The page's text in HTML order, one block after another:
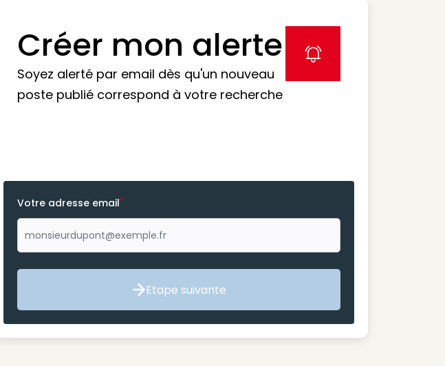
Créer mon alerte
Soyez alerté par email dès qu'un nouveau
poste publié correspond à votre recherche
label icon
Votre adresse email*
Etape suivante
Etape suivante